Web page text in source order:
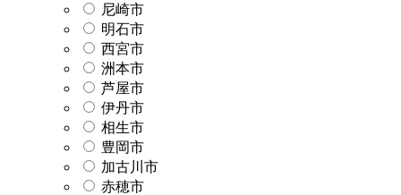
尼崎市
明石市
西宮市
洲本市
芦屋市
伊丹市
相生市
豊岡市
加古川市
赤穂市